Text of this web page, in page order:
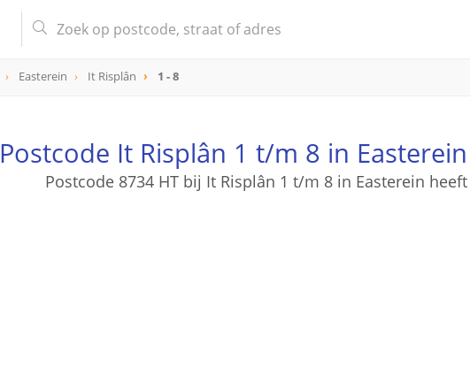
Easterein It Risplân 1 - 8
Postcode It Risplân 1 t/m 8 in
Postcode 8734 HT bij It Risplân 1 t/m 8 in Easterein